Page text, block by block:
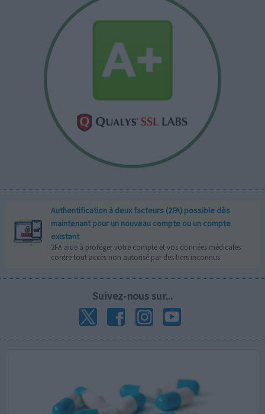
Authentification à deux facteurs (2FA) possible dès
maintenant pour un nouveau compte ou un compte
existant
2FA aide à protéger votre compte et vos données médicales
contre tout accès non autorisé par des tiers inconnus.
Suivez-nous sur...